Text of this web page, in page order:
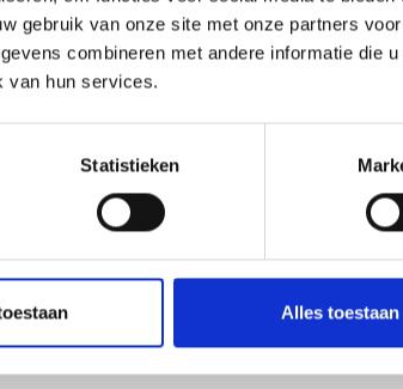
gebruik van onze site met onze partners
combineren met andere informatie die
van hun services.
Statistieken
Alles toestaan
100% Coton
Voir toutes les options
EUR